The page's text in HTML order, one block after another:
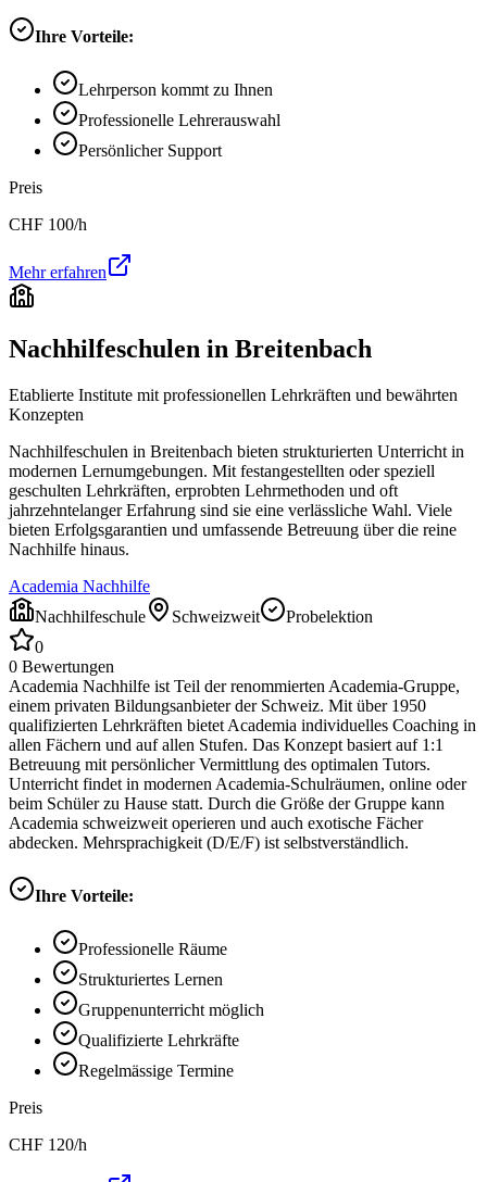
Ihre Vorteile:
Lehrperson kommt zu Ihnen
Professionelle Lehrerauswahl
Persönlicher Support
Preis
CHF 100/h
Mehr erfahren
Nachhilfeschulen in Breitenbach
Etablierte Institute mit professionellen Lehrkräften und bewährten
Konzepten
Nachhilfeschulen in Breitenbach bieten strukturierten Unterricht in
modernen Lernumgebungen. Mit festangestellten oder speziell
geschulten Lehrkräften, erprobten Lehrmethoden und oft
jahrzehntelanger Erfahrung sind sie eine verlässliche Wahl. Viele
bieten Erfolgsgarantien und umfassende Betreuung über die reine
Nachhilfe hinaus.
Academia Nachhilfe
Nachhilfeschule
Schweizweit
Probelektion
0
0 Bewertungen
Academia Nachhilfe ist Teil der renommierten Academia-Gruppe,
einem privaten Bildungsanbieter der Schweiz. Mit über 1950
qualifizierten Lehrkräften bietet Academia individuelles Coaching in
allen Fächern und auf allen Stufen. Das Konzept basiert auf 1:1
Betreuung mit persönlicher Vermittlung des optimalen Tutors.
Unterricht findet in modernen Academia-Schulräumen, online oder
beim Schüler zu Hause statt. Durch die Größe der Gruppe kann
Academia schweizweit operieren und auch exotische Fächer
abdecken. Mehrsprachigkeit (D/E/F) ist selbstverständlich.
Ihre Vorteile:
Professionelle Räume
Strukturiertes Lernen
Gruppenunterricht möglich
Qualifizierte Lehrkräfte
Regelmässige Termine
Preis
CHF 120/h